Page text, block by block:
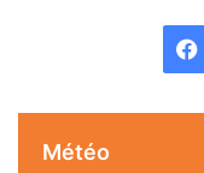
Météo